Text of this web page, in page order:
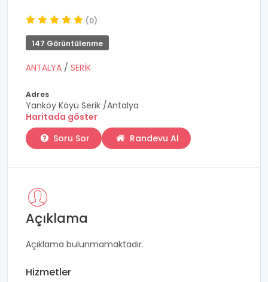
(0)
147 Görüntülenme
ANTALYA / SERİK
Adres
Yanköy Köyü Serik /Antalya
Haritada göster
Soru Sor
Randevu Al
Açıklama
Açıklama bulunmamaktadır.
Hizmetler